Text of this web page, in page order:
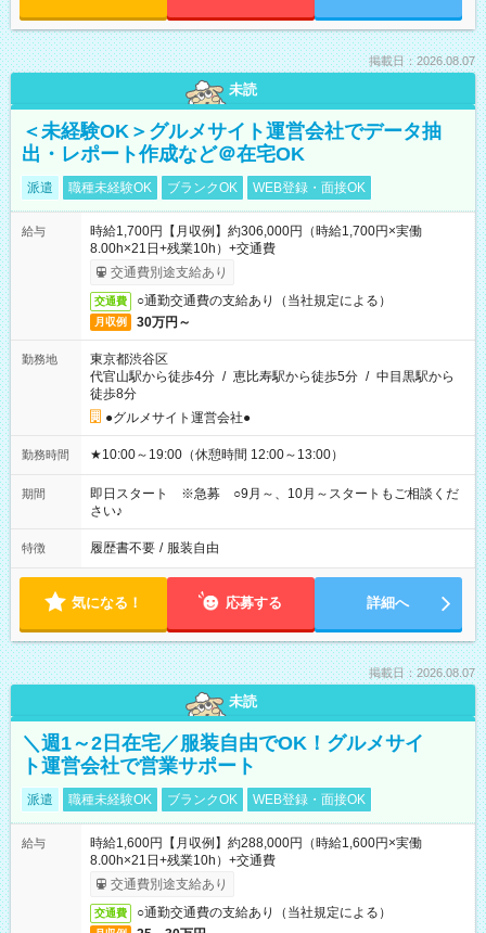
掲載日：2026.08.07
未読
＜未経験OK＞グルメサイト運営会社でデータ抽
出・レポート作成など＠在宅OK
派遣 職種未経験OK ブランクOK WEB登録・面接OK
給与
時給1,700円【月収例】約306,000円（時給1,700円×実働
8.00h×21日+残業10h）+交通費
交通費別途支給あり
交通費 ○通勤交通費の支給あり（当社規定による）
月収例 30万円～
勤務地
東京都渋谷区
代官山駅から徒歩4分 / 恵比寿駅から徒歩5分 / 中目黒駅から
徒歩8分
●グルメサイト運営会社●
勤務時間 ★10:00～19:00（休憩時間 12:00～13:00）
期間
即日スタート ※急募 ○9月～、10月～スタートもご相談くだ
さい♪
特徴 履歴書不要 / 服装自由
気になる！ 応募する 詳細へ
掲載日：2026.08.07
未読
＼週1～2日在宅／服装自由でOK！グルメサイ
ト運営会社で営業サポート
派遣 職種未経験OK ブランクOK WEB登録・面接OK
給与
時給1,600円【月収例】約288,000円（時給1,600円×実働
8.00h×21日+残業10h）+交通費
交通費別途支給あり
交通費 ○通勤交通費の支給あり（当社規定による）